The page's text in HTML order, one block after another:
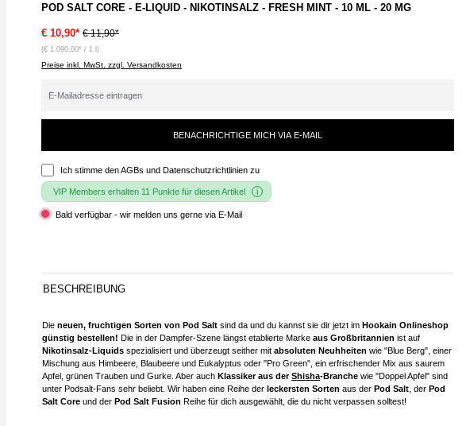
POD SALT CORE - E-LIQUID - NIKOTINSALZ - FRESH MINT - 10 ML - 20 MG
€ 10,90* € 11,90*
(€ 1.090,00* / 1 l)
Preise inkl. MwSt. zzgl. Versandkosten
BENACHRICHTIGE MICH VIA E-MAIL
Ich stimme denAGBs und Datenschutzrichtlinien zu
VIP Members erhalten 11 Punkte für diesen Artikel
Bald verfügbar - wir melden uns gerne via E-Mail
BESCHREIBUNG
Die neuen, fruchtigen Sorten von Pod Salt sind da und du kannst sie dir jetzt im Hookain Onlineshop
günstig bestellen! Die in der Dampfer-Szene längst etablierte Marke aus Großbritannien ist auf
Nikotinsalz-Liquids spezialisiert und überzeugt seither mit absoluten Neuhheiten wie "Blue Berg", einer
Mischung aus Himbeere, Blaubeere und Eukalyptus oder "Pro Green", ein erfrischender Mix aus saurem
Apfel, grünen Trauben und Gurke. Aber auch Klassiker aus derShisha-Branche wie "Doppel Apfel" sind
unter Podsalt-Fans sehr beliebt. Wir haben eine Reihe der leckersten Sorten aus der Pod Salt , der Pod
Salt Core und der Pod Salt Fusion Reihe für dich ausgewählt, die du nicht verpassen solltest!